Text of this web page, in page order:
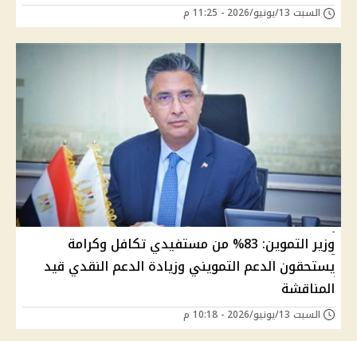
السبت 13/يونيو/2026 - 11:25 م
وزير التموين: 83% من مستفيدي تكافل وكرامة
يستحقون الدعم التمويني وزيادة الدعم النقدي قيد
المناقشة
السبت 13/يونيو/2026 - 10:18 م